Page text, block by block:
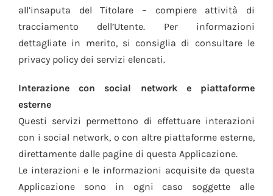
all’insaputa del Titolare – compiere attività di
tracciamento dell’Utente. Per informazioni
dettagliate in merito, si consiglia di consultare le
privacy policy dei servizi elencati.
Interazione con social network e piattaforme
esterne
Questi servizi permettono di effettuare interazioni
con i social network, o con altre piattaforme esterne,
direttamente dalle pagine di questa Applicazione.
Le interazioni e le informazioni acquisite da questa
Applicazione sono in ogni caso soggette alle